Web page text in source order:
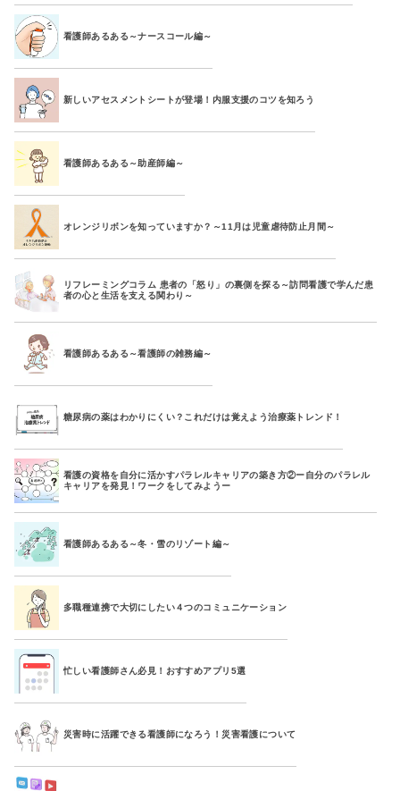
看護師あるある～ナースコール編～
新しいアセスメントシートが登場！内服支援のコツを知ろう
看護師あるある～助産師編～
オレンジリボンを知っていますか？～11月は児童虐待防止月間～
リフレーミングコラム 患者の「怒り」の裏側を探る～訪問看護で学んだ患
者の心と生活を支える関わり～
看護師あるある～看護師の雑務編～
糖尿病の薬はわかりにくい？これだけは覚えよう治療薬トレンド！
看護の資格を自分に活かすパラレルキャリアの築き方②ー自分のパラレル
キャリアを発見！ワークをしてみようー
看護師あるある～冬・雪のリゾート編～
多職種連携で大切にしたい４つのコミュニケーション
忙しい看護師さん必見！おすすめアプリ5選
災害時に活躍できる看護師になろう！災害看護について